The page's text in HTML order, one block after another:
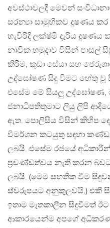
අවස්ථාවලදී මෙවන්
සරන්‍යා සාමුහිකව දුෂණය කර
හැවිරිදි ලක්ෂ්මී දැරිය දුෂණය
නාවික හමුදාව විසින් පාසල්
කිරීම, කුඩා සේයා සහ
උද්ඝෝෂණ සිදු වීමට හේතු
එසේම මේ සියලු උද්ඝෝෂණ,
ජනාධිපතිතුමාට ලියු ලිපි
ඇත. පොලිසිය විසින් කිහිප
විමර්ශන කටයුතු සඳහා
ලබයි. එසේම රජයේ
ප්‍රචණ්ඩත්වය නැති කරන
ලබයි. (මෙම සහතික වීම
ස්වරුපයට අනුකුලවයි.) එකී
ඉතාම මෑතකාලීන සිදුවීමත්
ආකාරයෙන්ම අපගේ